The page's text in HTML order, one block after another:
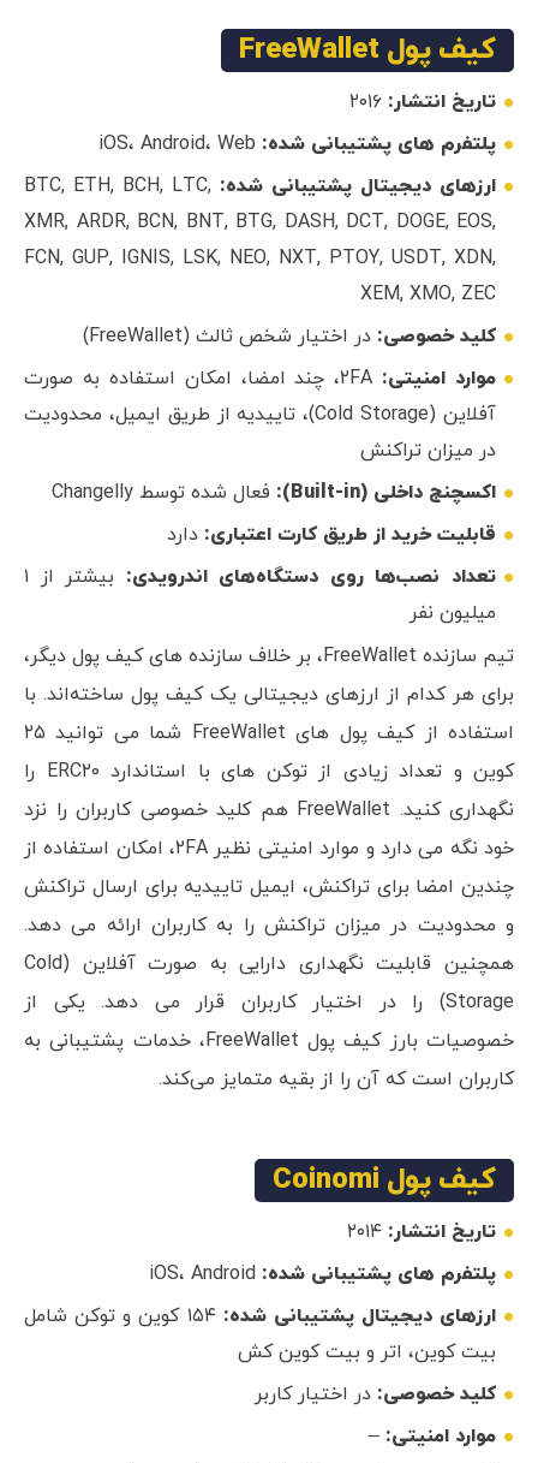
کیف پول FreeWallet
تاریخ انتشار:
پلتفرم های پشتیبانی شده:
ارزهای دیجیتال پشتیبانی شده: BTC, ETH, BCH, LTC,
XMR, ARDR, BCN, BNT, BTG, DASH, DCT, DOGE, EOS,
FCN, GUP, IGNIS, LSK, NEO, NXT, PTOY, USDT, XDN,
XEM, XMO, ZEC
کلید خصوصی: در اختیار شخص ثالث (FreeWallet)
موارد امنیتی:
۲FA، چند امضا، امکان استفاده به صورت
آفلاین (Cold Storage)، تاییدیه از طریق ایمیل، محدودیت
در میزان تراکنش
اکسچنج داخلی (Built-in):
فعال شده توسط Changelly
قابلیت خرید از طریق کارت اعتباری: دارد
تعداد نصب‌ها روی دستگاه‌های اندرویدی:
بیشتر از ۱
میلیون نفر
تیم سازنده FreeWallet، بر خلاف سازنده های کیف پول دیگر،
برای هر کدام از ارزهای دیجیتالی یک کیف پول ساخته‌اند. با
استفاده از کیف پول های FreeWallet شما می توانید ۲۵
کوین و تعداد زیادی از توکن های با استاندارد ERC۲۰ را
نگهداری کنید. FreeWallet هم کلید خصوصی کاربران را نزد
خود نگه می دارد و موارد امنیتی نظیر ۲FA، امکان استفاده از
چندین امضا برای تراکنش، ایمیل تاییدیه برای ارسال تراکنش
و محدودیت در میزان تراکنش را به کاربران ارائه می دهد.
همچنین قابلیت نگهداری دارایی به صورت آفلاین (Cold
Storage) را در اختیار کاربران قرار می دهد. یکی از
خصوصیات بارز کیف پول FreeWallet، خدمات پشتیبانی به
کاربران است که آن را از بقیه متمایز می‌کند.
کیف پول Coinomi
تاریخ انتشار:
پلتفرم های پشتیبانی شده:
ارزهای دیجیتال پشتیبانی شده:
۱۵۴ کوین و توکن شامل
بیت کوین، اتر و بیت کوین کش
کلید خصوصی: در اختیار کاربر
موارد امنیتی: –